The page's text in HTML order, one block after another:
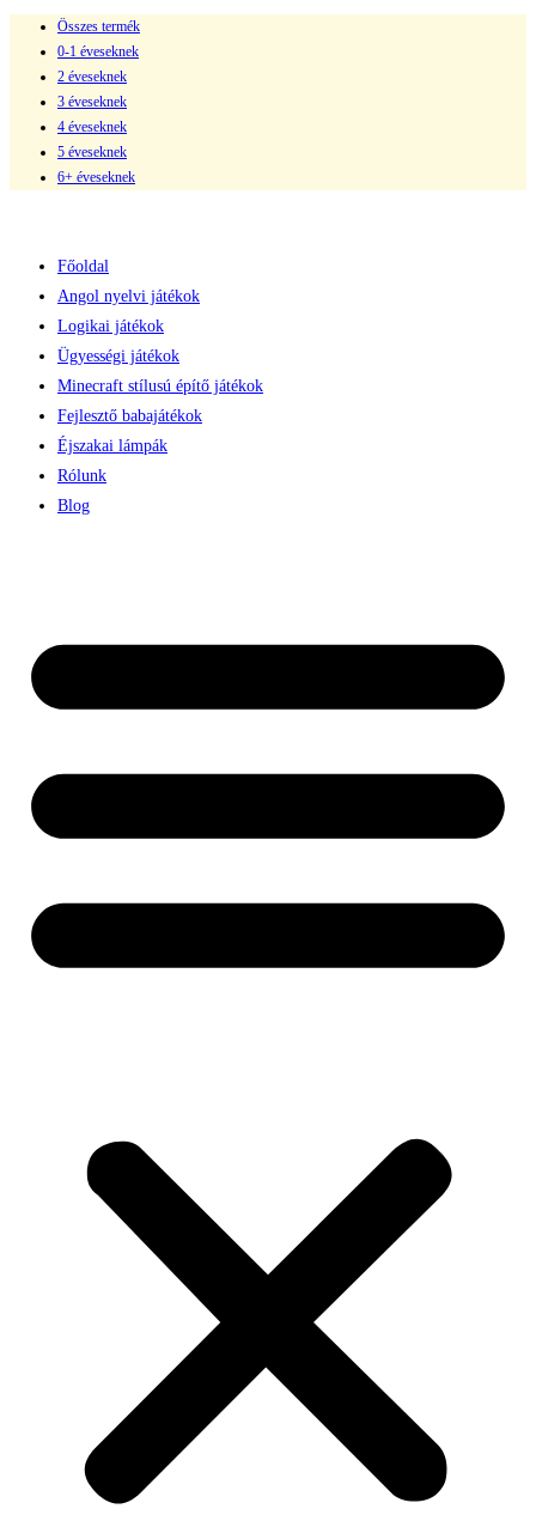
Összes termék
0-1 éveseknek
2 éveseknek
3 éveseknek
4 éveseknek
5 éveseknek
6+ éveseknek
Főoldal
Angol nyelvi játékok
Logikai játékok
Ügyességi játékok
Minecraft stílusú építő játékok
Fejlesztő babajátékok
Éjszakai lámpák
Rólunk
Blog